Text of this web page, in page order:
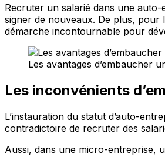
Recruter un salarié dans une
signer de nouveaux. De plus, pour
démarche incontournable pour
Les avantages d’embaucher
Les inconvénients
L’instauration du statut d’auto-
contradictoire de recruter des
Aussi, dans une micro-entreprise,